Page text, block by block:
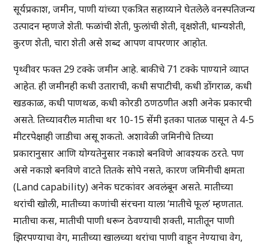
सूर्यप्रकाश, जमीन, पाणी यांच्या एकत्रित सहाय्याने घेतलेले वनस्पतिजन्य
उत्पादन म्हणजे शेती. फळांची शेती, फुलांची शेती, वृक्षशेती, धान्यशेती,
कुरण शेती, चारा शेती असे शब्द आपण वापरणार आहोत.
पृथ्वीवर फक्त 29 टक्के जमीन आहे. बाकीचे 71 टक्के पाण्याने व्याप्त
आहेत. ही जमीनही कधी उताराची, कधी सपाटीची, कधी डोंगराळ, कधी
खडकाळ, कधी पाणथळ, कधी कोरडी ठणठणीत अशी अनेक प्रकारची
असते. तिच्यावरील मातीचा थर 10-15 सेंमी इतका पातळ पासून ते 4-5
मीटरपेक्षाही जाडीचा असू शकतो. अशावेळी जमिनीचे तिच्या
प्रकारानुसार आणि योग्यतेनुसार नकाशे बनविणे आवश्यक ठरते. पण
असे नकाशे बनविणे वाटते तितके सोपे नसते, कारण जमिनीची क्षमता
(Land capability) अनेक घटकांवर अवलंबून असते. मातीच्या
थरांची खोली, मातीच्या कणांची संरचना याला ‘मातीचे फूल’ म्हणतात.
मातीचा कस, मातीची पाणी धरून ठेवण्याची शक्ती, मातीतून पाणी
झिरपण्याचा वेग, मातीच्या खालच्या थरांचा पाणी वाहून नेण्याचा वेग,